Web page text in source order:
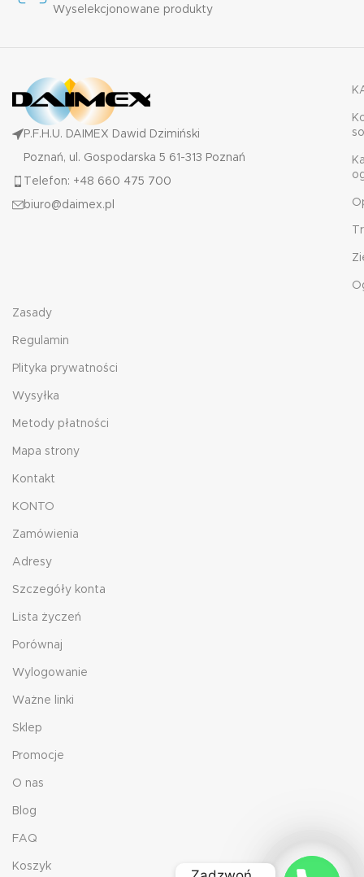
Wyselekcjonowane produkty
P.F.H.U. DAIMEX Dawid Dzimiński
Poznań, ul. Gospodarska 5 61-313 Poznań
Telefon: +48 660 475 700
biuro@daimex.pl
Zasady
Regulamin
Plityka prywatności
Wysyłka
Metody płatności
Mapa strony
Kontakt
KONTO
Zamówienia
Adresy
Szczegóły konta
Lista życzeń
Porównaj
Wylogowanie
Ważne linki
Sklep
Promocje
O nas
Blog
FAQ
Koszyk